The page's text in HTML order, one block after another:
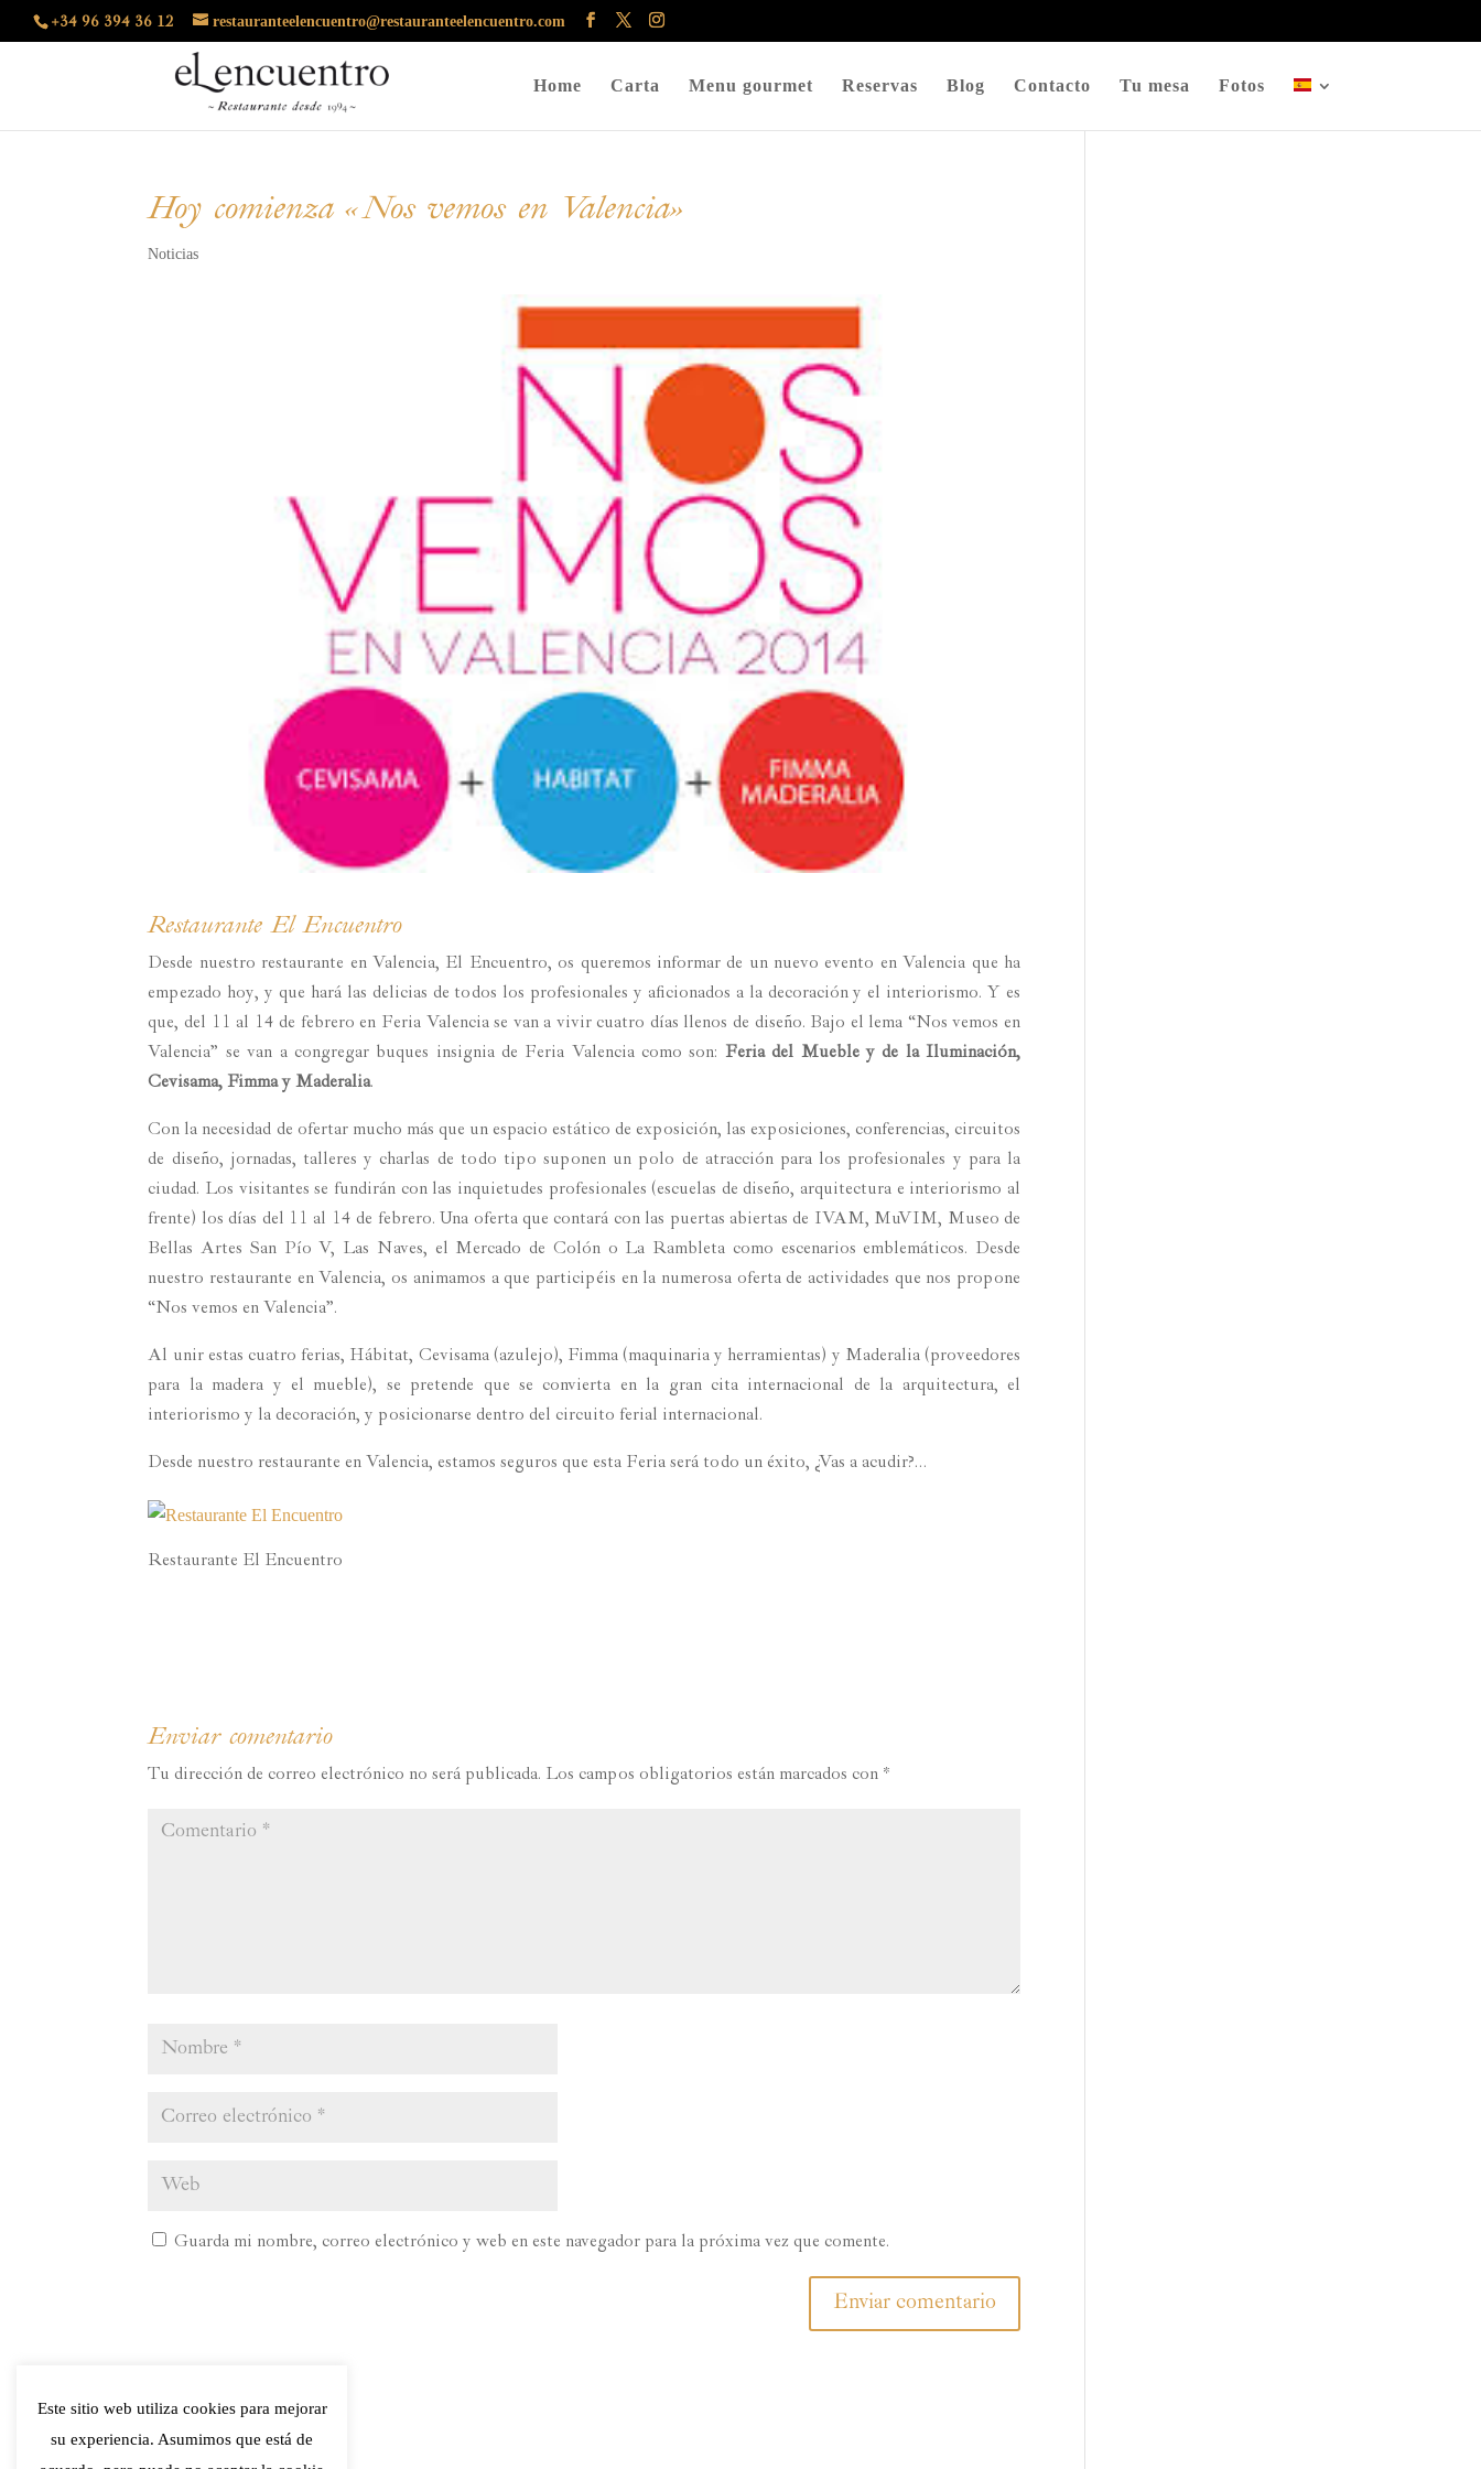
+34 96 394 36 12 restauranteelencuentro@restauranteelencuentro.com
Home Carta Menu gourmet Reservas Blog Contacto Tu mesa Fotos
Hoy comienza «Nos vemos en Valencia»
Noticias
Restaurante El Encuentro
Desde nuestro restaurante en Valencia, El Encuentro, os queremos informar de un nuevo evento en Valencia que ha
empezado hoy, y que hará las delicias de todos los profesionales y aficionados a la decoración y el interiorismo. Y es
que, del 11 al 14 de febrero en Feria Valencia se van a vivir cuatro días llenos de diseño. Bajo el lema “Nos vemos en
Valencia” se van a congregar buques insignia de Feria Valencia como son: Feria del Mueble y de la Iluminación,
Cevisama, Fimma y Maderalia.
Con la necesidad de ofertar mucho más que un espacio estático de exposición, las exposiciones, conferencias, circuitos
de diseño, jornadas, talleres y charlas de todo tipo suponen un polo de atracción para los profesionales y para la
ciudad. Los visitantes se fundirán con las inquietudes profesionales (escuelas de diseño, arquitectura e interiorismo al
frente) los días del 11 al 14 de febrero. Una oferta que contará con las puertas abiertas de IVAM, MuVIM, Museo de
Bellas Artes San Pío V, Las Naves, el Mercado de Colón o La Rambleta como escenarios emblemáticos. Desde
nuestro restaurante en Valencia, os animamos a que participéis en la numerosa oferta de actividades que nos propone
“Nos vemos en Valencia”.
Al unir estas cuatro ferias, Hábitat, Cevisama (azulejo), Fimma (maquinaria y herramientas) y Maderalia (proveedores
para la madera y el mueble), se pretende que se convierta en la gran cita internacional de la arquitectura, el
interiorismo y la decoración, y posicionarse dentro del circuito ferial internacional.
Desde nuestro restaurante en Valencia, estamos seguros que esta Feria será todo un éxito, ¿Vas a acudir?…
Restaurante El Encuentro
Enviar comentario
Tu dirección de correo electrónico no será publicada. Los campos obligatorios están marcados con *
Guarda mi nombre, correo electrónico y web en este navegador para la próxima vez que comente.
Este sitio web utiliza cookies para mejorar
su experiencia. Asumimos que está de